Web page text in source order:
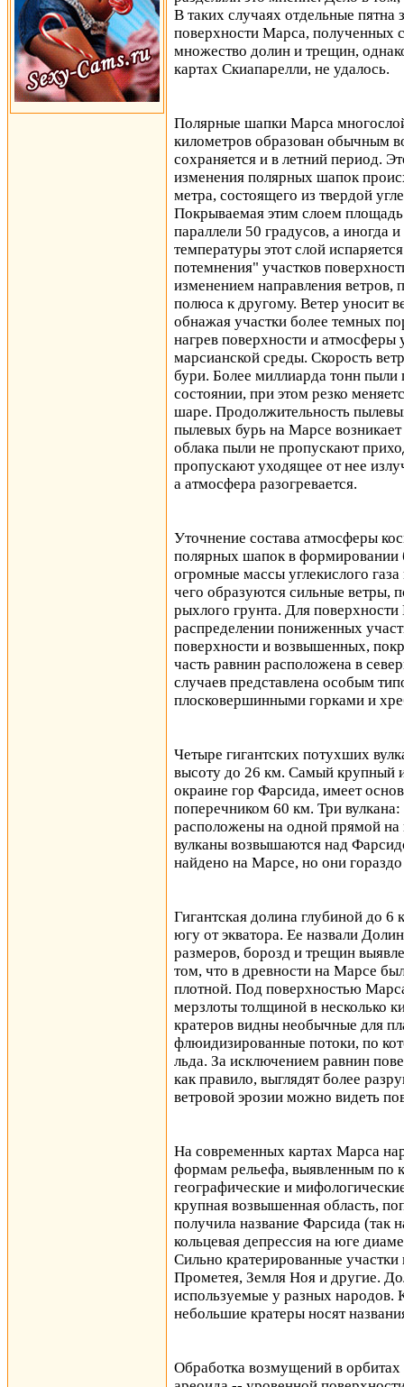
В таких случаях отдельные
поверхности Марса, полученных
множество долин и трещин,
картах Скиапарелли, не удалось.
Полярные шапки Марса
километров образован обычным
сохраняется и в летний период.
изменения полярных шапок
метра, состоящего из твердой
Покрываемая этим слоем
параллели 50 градусов, а иногда
температуры этот слой
потемнения" участков
изменением направления
полюса к другому. Ветер уносит
обнажая участки более темных
нагрев поверхности и атмосферы
марсианской среды. Скорость
бури. Более миллиарда тонн
состоянии, при этом резко
шаре. Продолжительность
пылевых бурь на Марсе
облака пыли не пропускают
пропускают уходящее от нее
а атмосфера разогревается.
Уточнение состава атмосферы
полярных шапок в формировании
огромные массы углекислого
чего образуются сильные ветры,
рыхлого грунта. Для
распределении пониженных
поверхности и возвышенных,
часть равнин расположена в
случаев представлена особым
плосковершинными горками и
Четыре гигантских потухших
высоту до 26 км. Самый крупный
окраине гор Фарсида, имеет
поперечником 60 км. Три
расположены на одной прямой
вулканы возвышаются над
найдено на Марсе, но они
Гигантская долина глубиной до
югу от экватора. Ее назвали
размеров, борозд и трещин
том, что в древности на Марсе
плотной. Под поверхностью
мерзлоты толщиной в несколько
кратеров видны необычные для
флюидизированные потоки, по
льда. За исключением равнин
как правило, выглядят более
ветровой эрозии можно видеть
На современных картах Марса
формам рельефа, выявленным по
географические и
крупная возвышенная область,
получила название Фарсида (так
кольцевая депрессия на юге
Сильно кратерированные
Прометея, Земля Ноя и другие.
используемые у разных народов.
небольшие кратеры носят
Обработка возмущений в орбитах